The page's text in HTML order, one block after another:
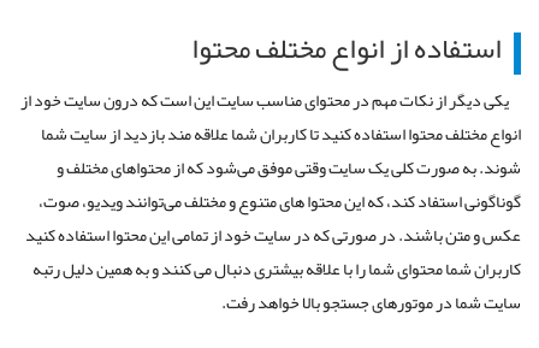
استفاده از انواع مختلف محتوا
یکی دیگر از نکات مهم در محتوای مناسب سایت این است که درون سایت خود از
انواع مختلف محتوا استفاده کنید تا کاربران شما علاقه مند بازدید از سایت شما
شوند. به صورت کلی یک سایت وقتی موفق می‌شود که از محتواهای مختلف و
گوناگونی استفاد کند، که این محتوا های متنوع و مختلف می‌توانند ویدیو، صوت،
عکس و متن باشند. در صورتی که در سایت خود از تمامی این محتوا استفاده کنید
کاربران شما محتوای شما را با علاقه بیشتری دنبال می کنند و به همین دلیل رتبه
سایت شما در موتورهای جستجو بالا خواهد رفت.